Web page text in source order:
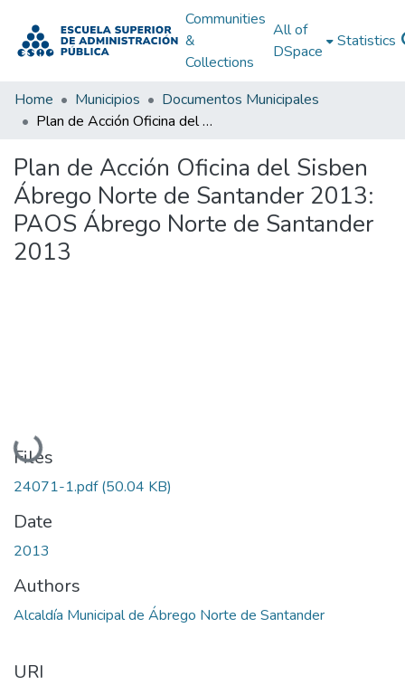
Communities
&
Collections
All of
DSpace
Statistics
Home Municipios
Documentos Municipales
Plan de Acción Oficina del Sisben Ábrego Norte de Santander 2013: PAOS Ábrego Norte de Santander 2013
Plan de Acción Oficina del Sisben
Ábrego Norte de Santander 2013:
PAOS Ábrego Norte de Santander
2013
Loading...
Files
24071-1.pdf(50.04 KB)
Date
2013
Authors
Alcaldía Municipal de Ábrego Norte de Santander
URI